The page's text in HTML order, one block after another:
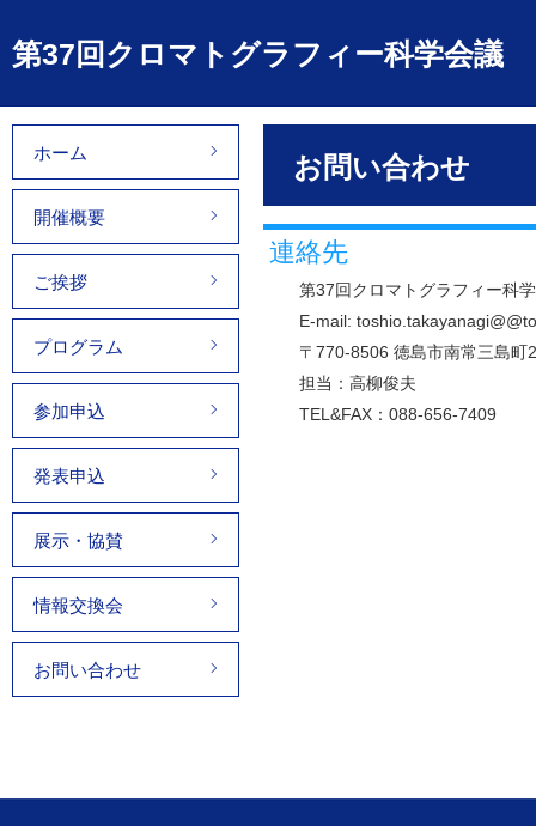
第37回クロマトグラフィー科学会議
ホーム
開催概要
ご挨拶
プログラム
参加申込
発表申込
展示・協賛
情報交換会
お問い合わせ
お問い合わせ
連絡先
第37回クロマトグラフィー科
E-mail:
〒770-8506 徳島市南常三島
担当：高柳俊夫
TEL&FAX：088-656-7409